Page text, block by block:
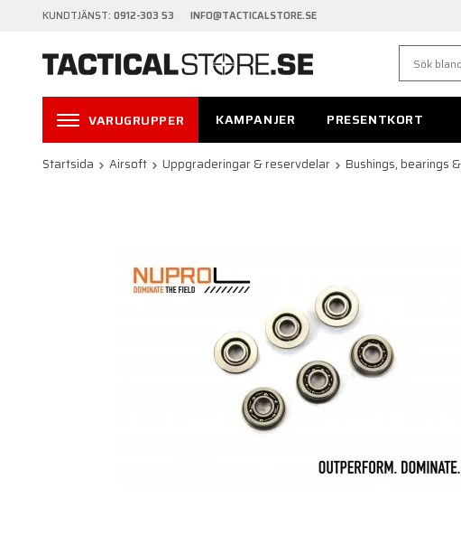
KUNDTJÄNST: 0912-303 53 INFO@TACTICALSTORE.SE
VARUGRUPPER KAMPANJER PRESENTKORT
Startsida Airsoft Uppgraderingar & reservdelar Bushings, bearings